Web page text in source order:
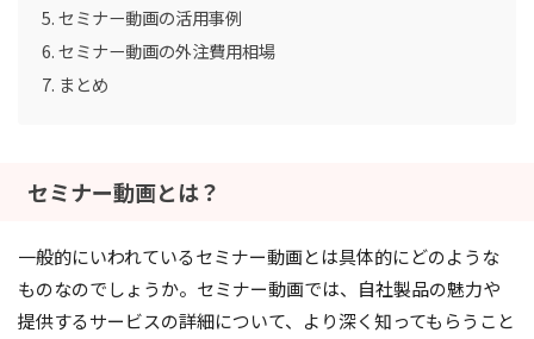
セミナー動画の活用事例
セミナー動画の外注費用相場
まとめ
セミナー動画とは？
一般的にいわれているセミナー動画とは具体的にどのような
ものなのでしょうか。セミナー動画では、自社製品の魅力や
提供するサービスの詳細について、より深く知ってもらうこと